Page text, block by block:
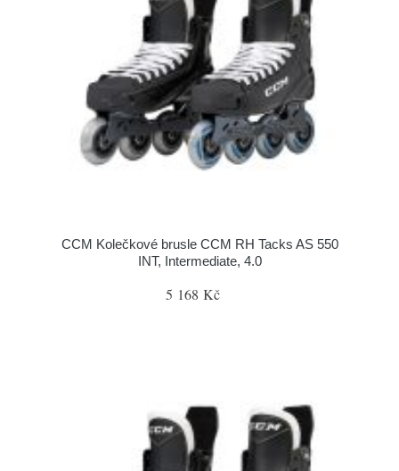
CCM Kolečkové brusle CCM RH Tacks AS 550
INT, Intermediate, 4.0
5 168 Kč